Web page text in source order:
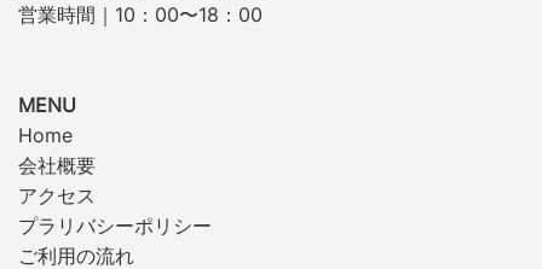
営業時間｜10：00〜18：00
MENU
Home
会社概要
アクセス
プラリバシーポリシー
ご利用の流れ